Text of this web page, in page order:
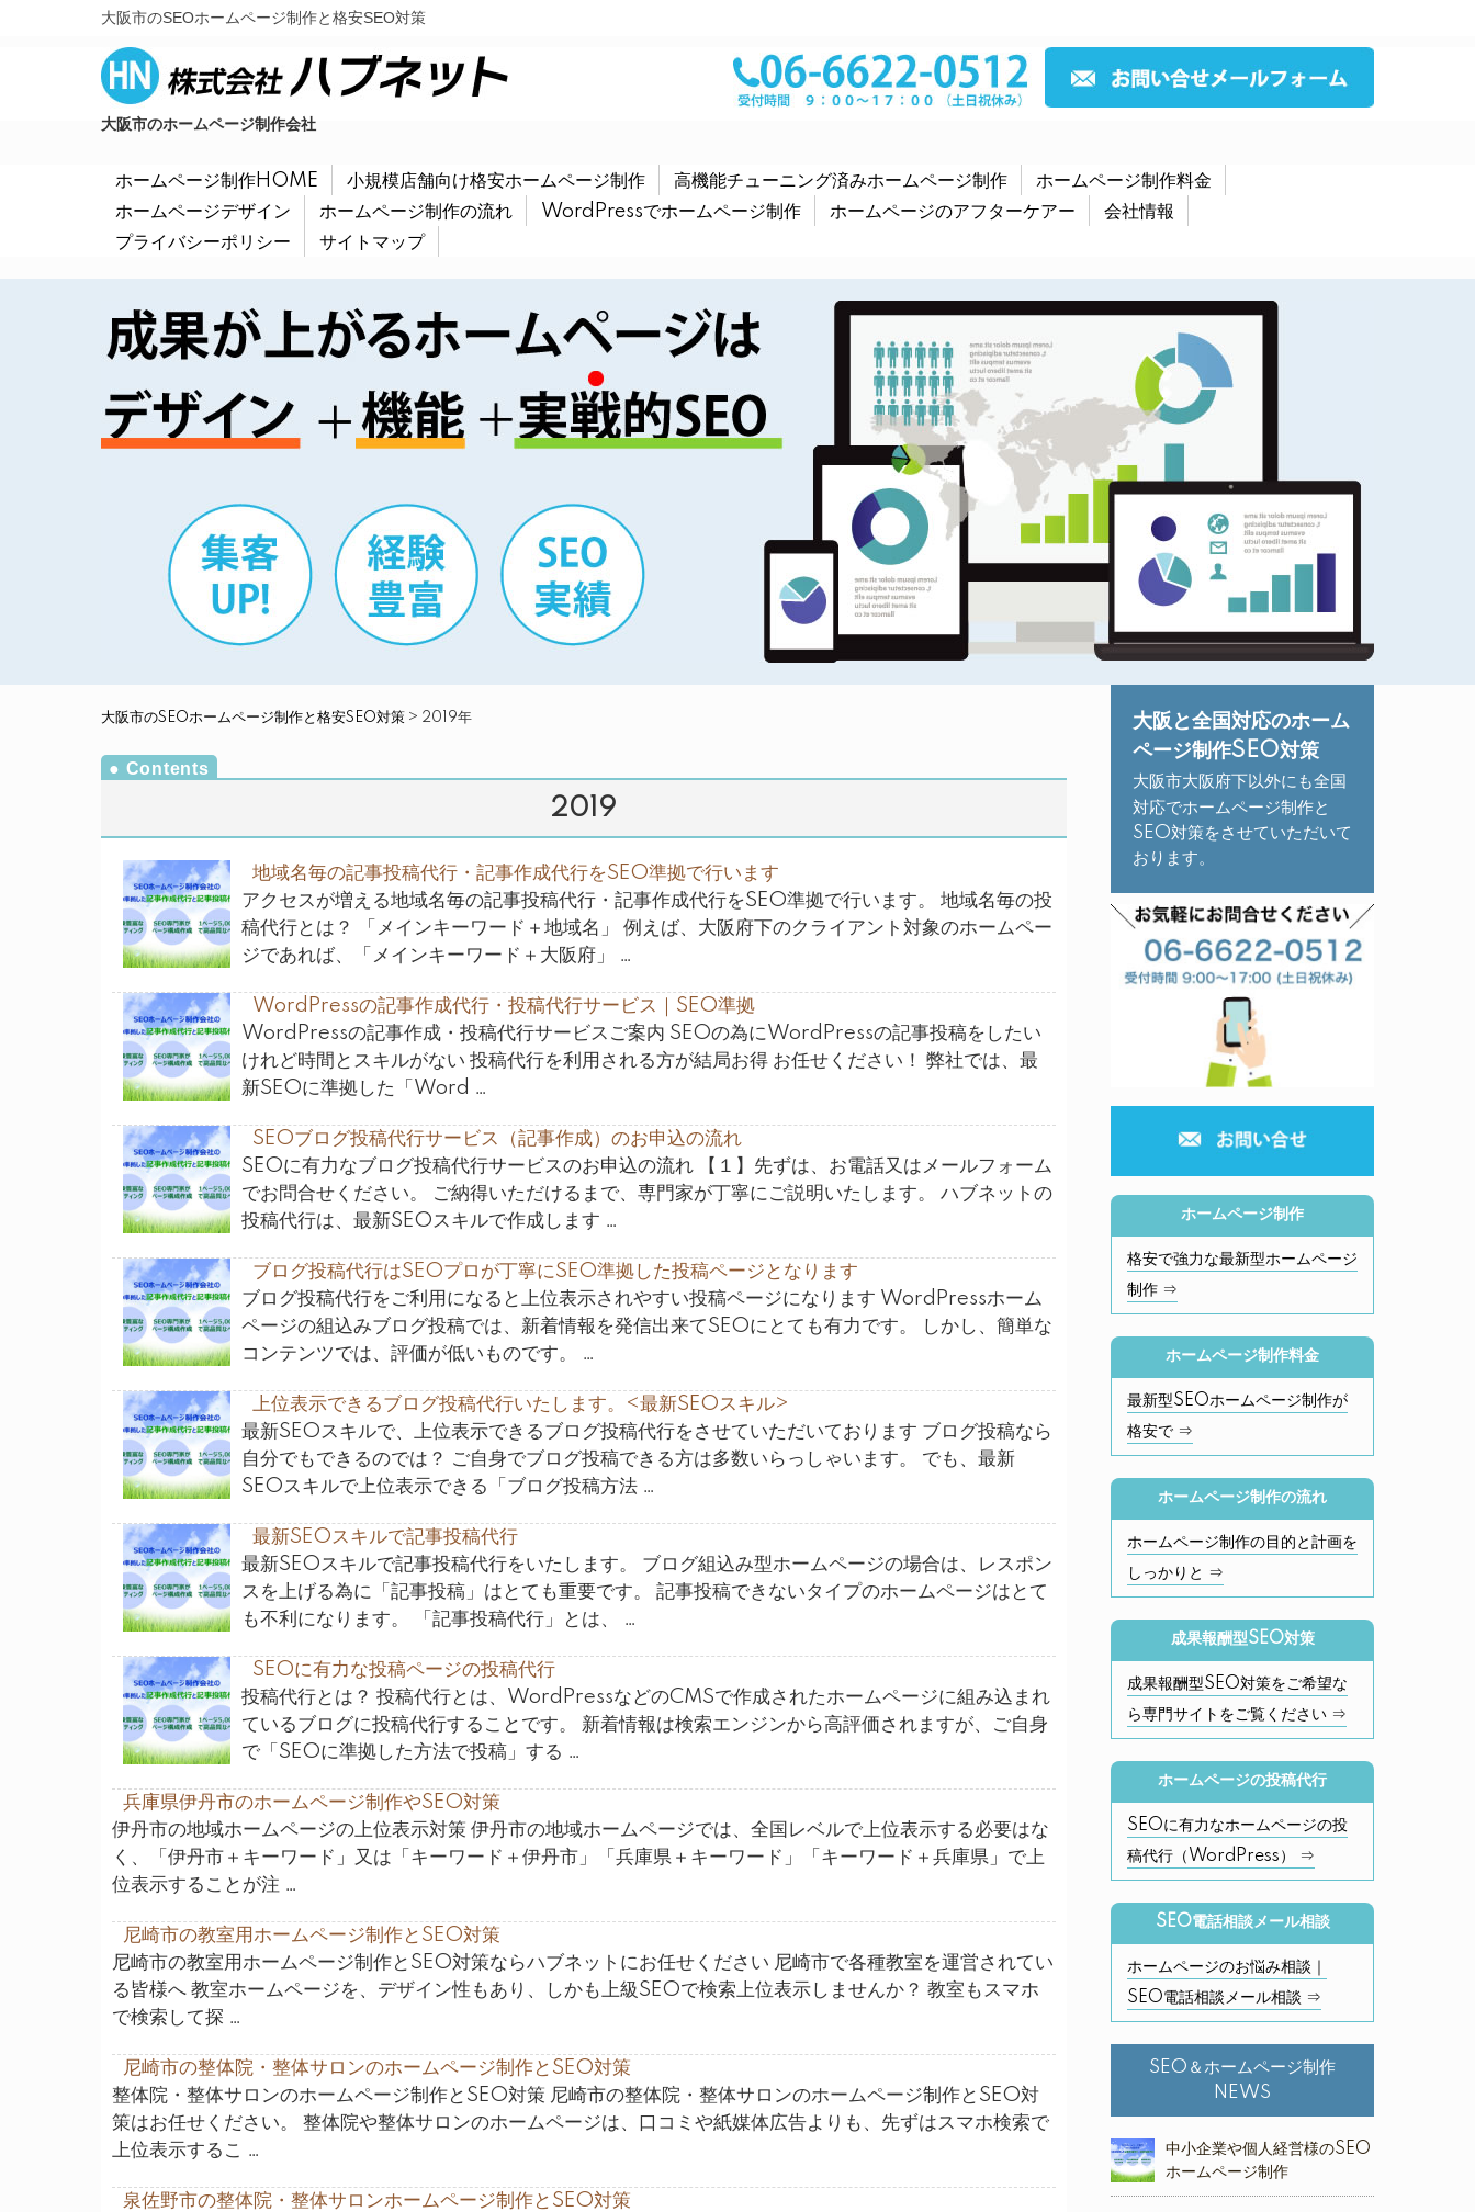
大阪市のSEOホームページ制作と格安SEO対策
大阪市のホームページ制作会社
ホームページ制作HOME 小規模店舗向け格安ホームページ制作 高機能チューニング済みホームページ制作
ホームページ制作料金
ホームページデザイン
ホームページ制作の流れ WordPressでホームページ制作 ホームページのアフターケアー
会社情報
プライバシーポリシー
サイトマップ
大阪市のSEOホームページ制作と格安SEO対策 > 2019年
2019
地域名毎の記事投稿代行・記事作成代行をSEO準拠で行います
アクセスが増える地域名毎の記事投稿代行・記事作成代行をSEO準拠で行います。 地域名毎の投
稿代行とは？ 「メインキーワード＋地域名」 例えば、大阪府下のクライアント対象のホームペー
ジであれば、「メインキーワード＋大阪府」 …
WordPressの記事作成代行・投稿代行サービス｜SEO準拠
WordPressの記事作成・投稿代行サービスご案内 SEOの為にWordPressの記事投稿をしたい
けれど時間とスキルがない 投稿代行を利用される方が結局お得 お任せください！ 弊社では、最
新SEOに準拠した「Word …
SEOブログ投稿代行サービス（記事作成）のお申込の流れ
SEOに有力なブログ投稿代行サービスのお申込の流れ 【１】先ずは、お電話又はメールフォーム
でお問合せください。 ご納得いただけるまで、専門家が丁寧にご説明いたします。 ハブネットの
投稿代行は、最新SEOスキルで作成します …
ブログ投稿代行はSEOプロが丁寧にSEO準拠した投稿ページとなります
ブログ投稿代行をご利用になると上位表示されやすい投稿ページになります WordPressホーム
ページの組込みブログ投稿では、新着情報を発信出来てSEOにとても有力です。 しかし、簡単な
コンテンツでは、評価が低いものです。 …
上位表示できるブログ投稿代行いたします。<最新SEOスキル>
最新SEOスキルで、上位表示できるブログ投稿代行をさせていただいております ブログ投稿なら
自分でもできるのでは？ ご自身でブログ投稿できる方は多数いらっしゃいます。 でも、最新
SEOスキルで上位表示できる「ブログ投稿方法 …
最新SEOスキルで記事投稿代行
最新SEOスキルで記事投稿代行をいたします。 ブログ組込み型ホームページの場合は、レスポン
スを上げる為に「記事投稿」はとても重要です。 記事投稿できないタイプのホームページはとて
も不利になります。 「記事投稿代行」とは、 …
SEOに有力な投稿ページの投稿代行
投稿代行とは？ 投稿代行とは、WordPressなどのCMSで作成されたホームページに組み込まれ
ているブログに投稿代行することです。 新着情報は検索エンジンから高評価されますが、ご自身
で「SEOに準拠した方法で投稿」する …
兵庫県伊丹市のホームページ制作やSEO対策
伊丹市の地域ホームページの上位表示対策 伊丹市の地域ホームページでは、全国レベルで上位表示する必要はな
く、「伊丹市＋キーワード」又は「キーワード＋伊丹市」「兵庫県＋キーワード」「キーワード＋兵庫県」で上
位表示することが注 …
尼崎市の教室用ホームページ制作とSEO対策
尼崎市の教室用ホームページ制作とSEO対策ならハブネットにお任せください 尼崎市で各種教室を運営されてい
る皆様へ 教室ホームページを、デザイン性もあり、しかも上級SEOで検索上位表示しませんか？ 教室もスマホ
で検索して探 …
尼崎市の整体院・整体サロンのホームページ制作とSEO対策
整体院・整体サロンのホームページ制作とSEO対策 尼崎市の整体院・整体サロンのホームページ制作とSEO対
策はお任せください。 整体院や整体サロンのホームページは、口コミや紙媒体広告よりも、先ずはスマホ検索で
上位表示するこ …
泉佐野市の整体院・整体サロンホームページ制作とSEO対策
大阪と全国対応のホーム
ページ制作SEO対策
大阪市大阪府下以外にも全国
対応でホームページ制作と
SEO対策をさせていただいて
おります。
ホームページ制作
格安で強力な最新型ホームページ
制作 ⇒
ホームページ制作料金
最新型SEOホームページ制作が
格安で ⇒
ホームページ制作の流れ
ホームページ制作の目的と計画を
しっかりと ⇒
成果報酬型SEO対策
成果報酬型SEO対策をご希望な
ら専門サイトをご覧ください ⇒
ホームページの投稿代行
SEOに有力なホームページの投
稿代行（WordPress） ⇒
SEO電話相談メール相談
ホームページのお悩み相談｜
SEO電話相談メール相談 ⇒
SEO＆ホームページ制作
NEWS
中小企業や個人経営様のSEO
ホームページ制作